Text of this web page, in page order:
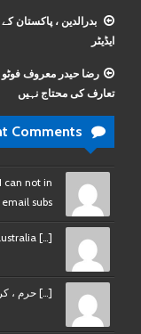
بدرالدین ، پاکستان
ایڈیٹر
رضا حیدر معروف
تعارف کی محتاج نہیں
Comments
can not in
subs
[…] casino on line australia […]
[…] حرم ،